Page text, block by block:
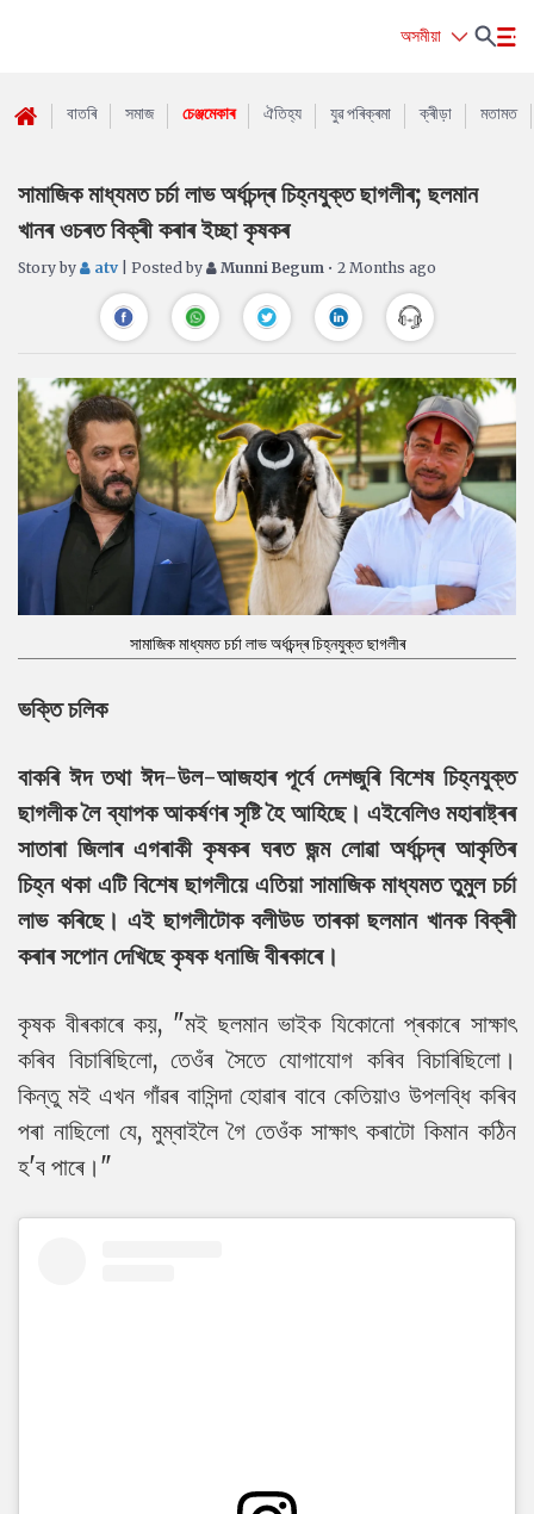
অসমীয়া
বাতৰি সমাজ চেঞ্জমেকাৰ ঐতিহ্য যুৱ পৰিক্ৰমা ক্ৰীড়া মতামত
সামাজিক মাধ্যমত চৰ্চা লাভ অৰ্ধচন্দ্ৰ চিহ্নযুক্ত ছাগলীৰ; ছলমান
খানৰ ওচৰত বিক্ৰী কৰাৰ ইচ্ছা কৃষকৰ
Story by atv | Posted by Munni Begum • 2 Months ago
সামাজিক মাধ্যমত চৰ্চা লাভ অৰ্ধচন্দ্ৰ চিহ্নযুক্ত ছাগলীৰ
ভক্তি চলিক
বাকৰি ঈদ তথা ঈদ-উল-আজহাৰ পূৰ্বে দেশজুৰি বিশেষ চিহ্নযুক্ত
ছাগলীক লৈ ব্যাপক আকৰ্ষণৰ সৃষ্টি হৈ আহিছে। এইবেলিও মহাৰাষ্ট্ৰৰ
সাতাৰা জিলাৰ এগৰাকী কৃষকৰ ঘৰত জন্ম লোৱা অৰ্ধচন্দ্ৰ আকৃতিৰ
চিহ্ন থকা এটি বিশেষ ছাগলীয়ে এতিয়া সামাজিক মাধ্যমত তুমুল চৰ্চা
লাভ কৰিছে। এই ছাগলীটোক বলীউড তাৰকা ছলমান খানক বিক্ৰী
কৰাৰ সপোন দেখিছে কৃষক ধনাজি বীৰকাৰে।
কৃষক বীৰকাৰে কয়, "মই ছলমান ভাইক যিকোনো প্ৰকাৰে সাক্ষাৎ
কৰিব বিচাৰিছিলো, তেওঁৰ সৈতে যোগাযোগ কৰিব বিচাৰিছিলো।
কিন্তু মই এখন গাঁৱৰ বাসিন্দা হোৱাৰ বাবে কেতিয়াও উপলব্ধি কৰিব
পৰা নাছিলো যে, মুম্বাইলৈ গৈ তেওঁক সাক্ষাৎ কৰাটো কিমান কঠিন
হ'ব পাৰে।"